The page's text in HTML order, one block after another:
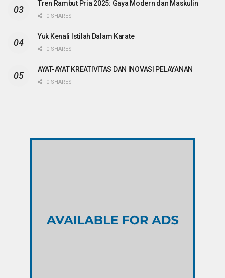
Tren Rambut Pria 2025: Gaya Modern dan Maskulin
0 SHARES
Yuk Kenali Istilah Dalam Karate
0 SHARES
AYAT-AYAT KREATIVITAS DAN INOVASI PELAYANAN
0 SHARES